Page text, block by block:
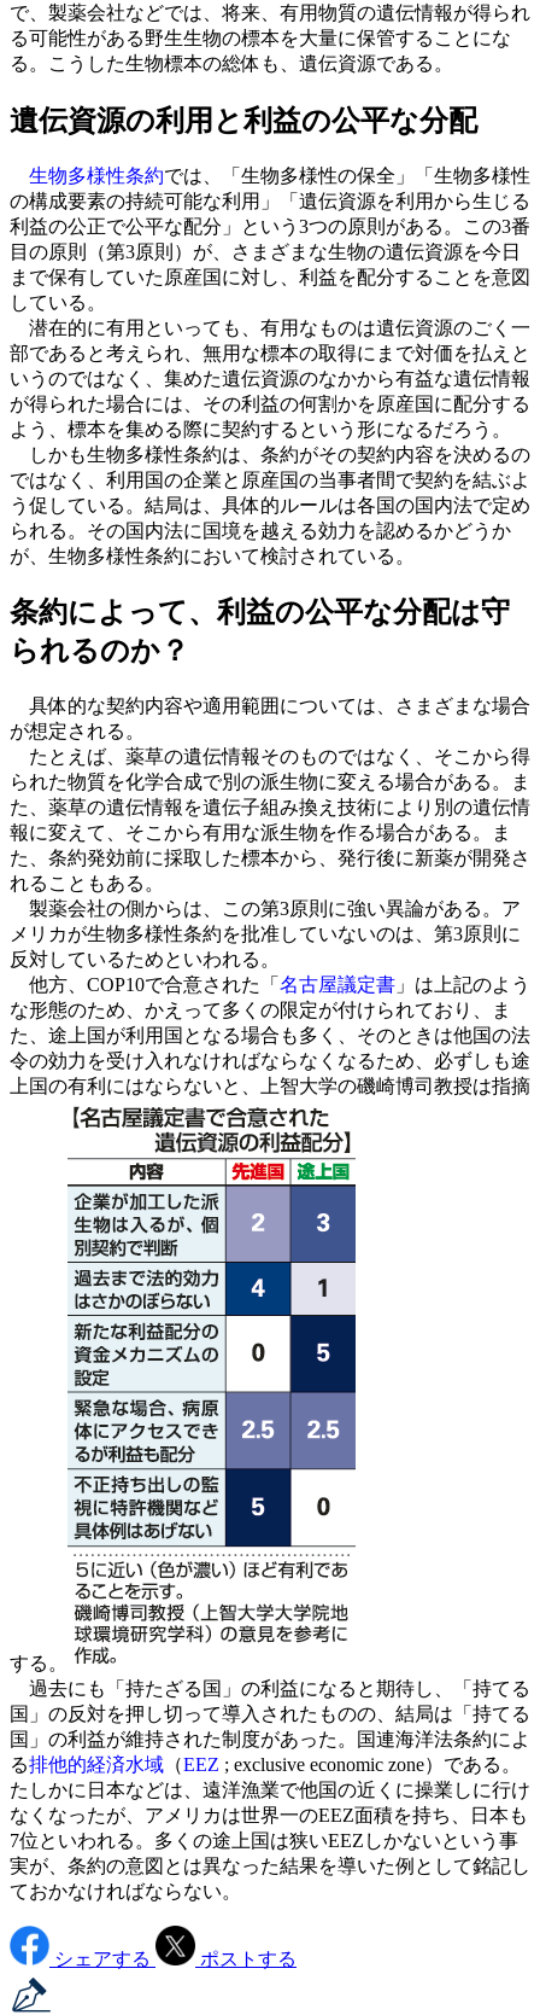
で、製薬会社などでは、将来、有用物質の遺伝情報が得られ
る可能性がある野生生物の標本を大量に保管することにな
る。こうした生物標本の総体も、遺伝資源である。
遺伝資源の利用と利益の公平な分配
生物多様性条約では、「生物多様性の保全」「生物多様性
の構成要素の持続可能な利用」「遺伝資源を利用から生じる
利益の公正で公平な配分」という3つの原則がある。この3番
目の原則（第3原則）が、さまざまな生物の遺伝資源を今日
まで保有していた原産国に対し、利益を配分することを意図
している。
潜在的に有用といっても、有用なものは遺伝資源のごく一
部であると考えられ、無用な標本の取得にまで対価を払えと
いうのではなく、集めた遺伝資源のなかから有益な遺伝情報
が得られた場合には、その利益の何割かを原産国に配分する
よう、標本を集める際に契約するという形になるだろう。
しかも生物多様性条約は、条約がその契約内容を決めるの
ではなく、利用国の企業と原産国の当事者間で契約を結ぶよ
う促している。結局は、具体的ルールは各国の国内法で定め
られる。その国内法に国境を越える効力を認めるかどうか
が、生物多様性条約において検討されている。
条約によって、利益の公平な分配は守
られるのか？
具体的な契約内容や適用範囲については、さまざまな場合
が想定される。
たとえば、薬草の遺伝情報そのものではなく、そこから得
られた物質を化学合成で別の派生物に変える場合がある。ま
た、薬草の遺伝情報を遺伝子組み換え技術により別の遺伝情
報に変えて、そこから有用な派生物を作る場合がある。ま
た、条約発効前に採取した標本から、発行後に新薬が開発さ
れることもある。
製薬会社の側からは、この第3原則に強い異論がある。ア
メリカが生物多様性条約を批准していないのは、第3原則に
反対しているためといわれる。
他方、COP10で合意された「 名古屋議定書 」は上記のよう
な形態のため、かえって多くの限定が付けられており、ま
た、途上国が利用国となる場合も多く、そのときは他国の法
令の効力を受け入れなければならなくなるため、必ずしも途
上国の有利にはならないと、上智大学の磯崎博司教授は指摘
する。
過去にも「持たざる国」の利益になると期待し、「持てる
国」の反対を押し切って導入されたものの、結局は「持てる
国」の利益が維持された制度があった。国連海洋法条約によ
る排他的経済水域 （EEZ ; exclusive economic zone）である。
たしかに日本などは、遠洋漁業で他国の近くに操業しに行け
なくなったが、アメリカは世界一のEEZ面積を持ち、日本も
7位といわれる。多くの途上国は狭いEEZしかないという事
実が、条約の意図とは異なった結果を導いた例として銘記し
ておかなければならない。
シェアする ポストする